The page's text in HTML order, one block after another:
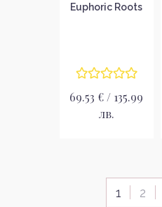
Euphoric Roots
69.53 € / 135.99
лв.
1 2